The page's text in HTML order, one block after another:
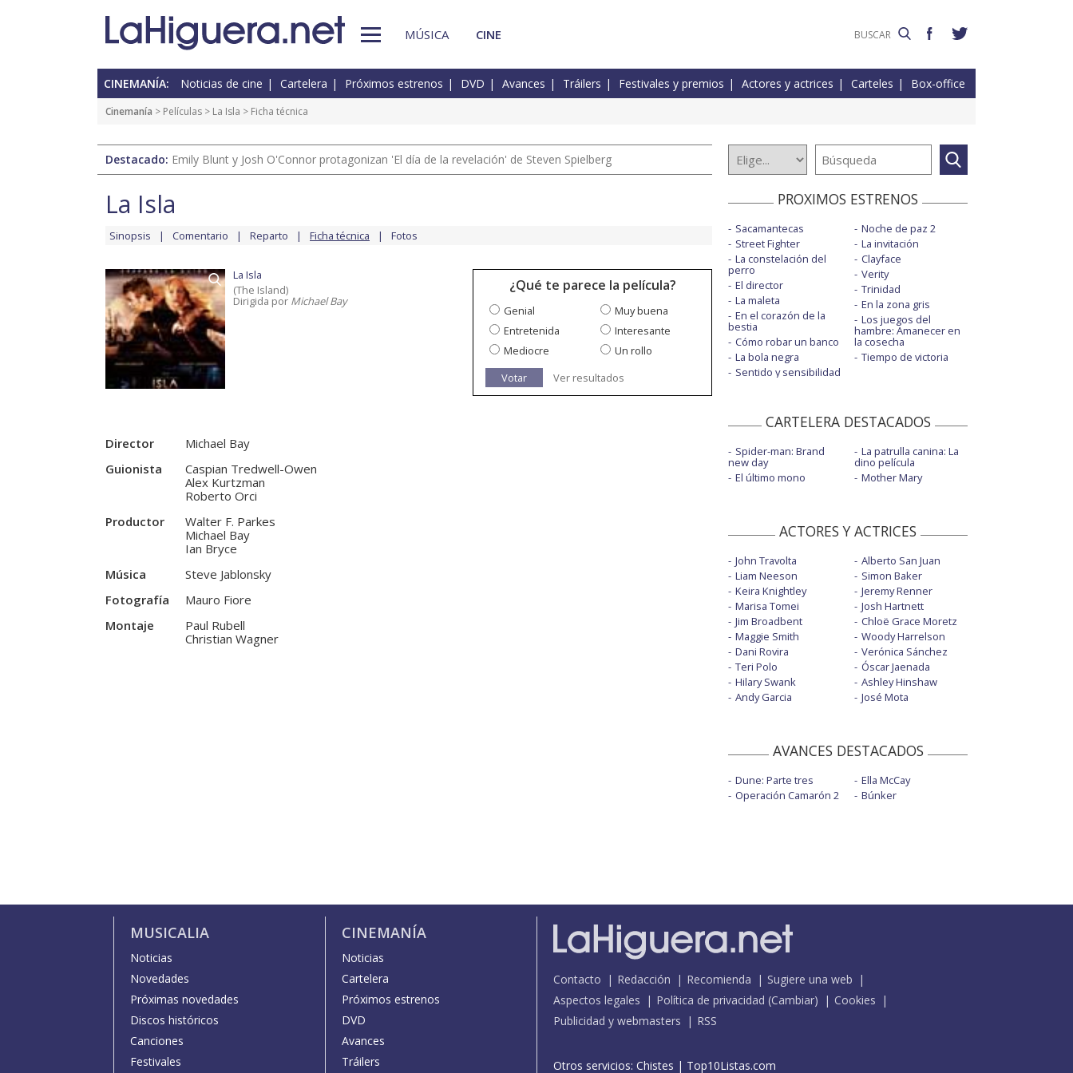
MÚSICA CINE
CINEMANÍA: Noticias de cine Cartelera Próximos estrenos DVD Avances Tráilers Festivales y premios Actores y actrices Carteles Box-office
Cinemanía > Películas > La Isla > Ficha técnica
Destacado: Emily Blunt y Josh O'Connor protagonizan 'El día de la revelación' de Steven Spielberg
La Isla
Sinopsis Comentario Reparto Ficha técnica Fotos
La Isla
(The Island)
Dirigida por Michael Bay
¿Qué te parece la película?
Genial
Muy buena
Entretenida
Interesante
Mediocre
Un rollo
Votar
Ver resultados
Director
Michael Bay
Guionista
Caspian Tredwell-Owen
Alex Kurtzman
Roberto Orci
Productor
Walter F. Parkes
Michael Bay
Ian Bryce
Música
Steve Jablonsky
Fotografía
Mauro Fiore
Montaje
Paul Rubell
Christian Wagner
PROXIMOS ESTRENOS
Sacamantecas
Street Fighter
La constelación del
perro
El director
La maleta
En el corazón de la
bestia
Cómo robar un banco
La bola negra
Sentido y sensibilidad
Noche de paz 2
La invitación
Clayface
Verity
Trinidad
En la zona gris
Los juegos del
hambre: Amanecer en
la cosecha
Tiempo de victoria
CARTELERA DESTACADOS
Spider-man: Brand
new day
El último mono
La patrulla canina: La
dino película
Mother Mary
ACTORES Y ACTRICES
John Travolta
Liam Neeson
Keira Knightley
Marisa Tomei
Jim Broadbent
Maggie Smith
Dani Rovira
Teri Polo
Hilary Swank
Andy Garcia
Alberto San Juan
Simon Baker
Jeremy Renner
Josh Hartnett
Chloë Grace Moretz
Woody Harrelson
Verónica Sánchez
Óscar Jaenada
Ashley Hinshaw
José Mota
AVANCES DESTACADOS
Dune: Parte tres
Operación Camarón 2
Ella McCay
Búnker
MUSICALIA
Noticias
Novedades
Próximas novedades
Discos históricos
Canciones
Festivales
CINEMANÍA
Noticias
Cartelera
Próximos estrenos
DVD
Avances
Tráilers
Contacto Redacción Recomienda
Sugiere una web
Aspectos legales
Política de privacidad (Cambiar)
Cookies
Publicidad y webmasters
RSS
Otros servicios: Chistes | Top10Listas.com